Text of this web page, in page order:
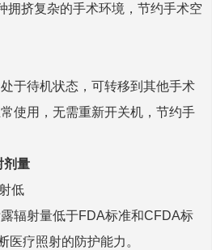
拥挤复杂的手术环境，节约手术空
于待机状态，可转移到其他手术
使用，无需重新开关机，节约手
剂量
低
辐射量低于FDA标准和CFDA标
医疗照射的防护能力。